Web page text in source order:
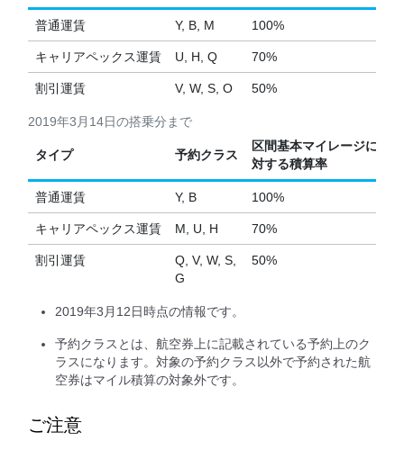
普通運賃 Y, B, M 100%
キャリアペックス運賃 U, H, Q 70%
割引運賃 V, W, S, O 50%
2019年3月14日の搭乗分まで
タイプ 予約クラス
区間基本マイレージに
対する積算率
普通運賃 Y, B 100%
キャリアペックス運賃 M, U, H 70%
割引運賃
Q, V, W, S,
G
50%
2019年3月12日時点の情報です。
予約クラスとは、航空券上に記載されている予約上のク
ラスになります。対象の予約クラス以外で予約された航
空券はマイル積算の対象外です。
ご注意